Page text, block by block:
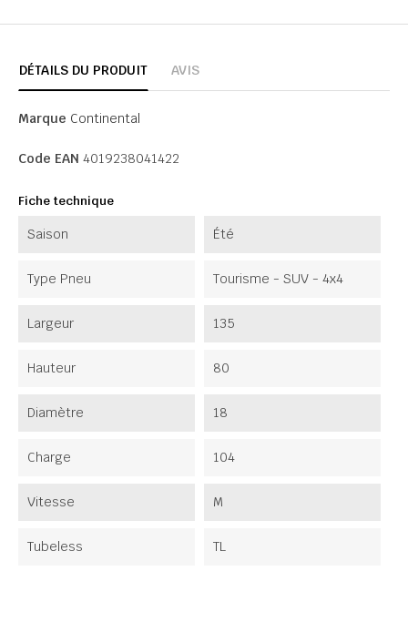
DÉTAILS DU PRODUIT AVIS
Marque Continental
Code EAN 4019238041422
Fiche technique
Saison Été
Type Pneu Tourisme - SUV - 4x4
Largeur 135
Hauteur 80
Diamètre 18
Charge 104
Vitesse M
Tubeless TL